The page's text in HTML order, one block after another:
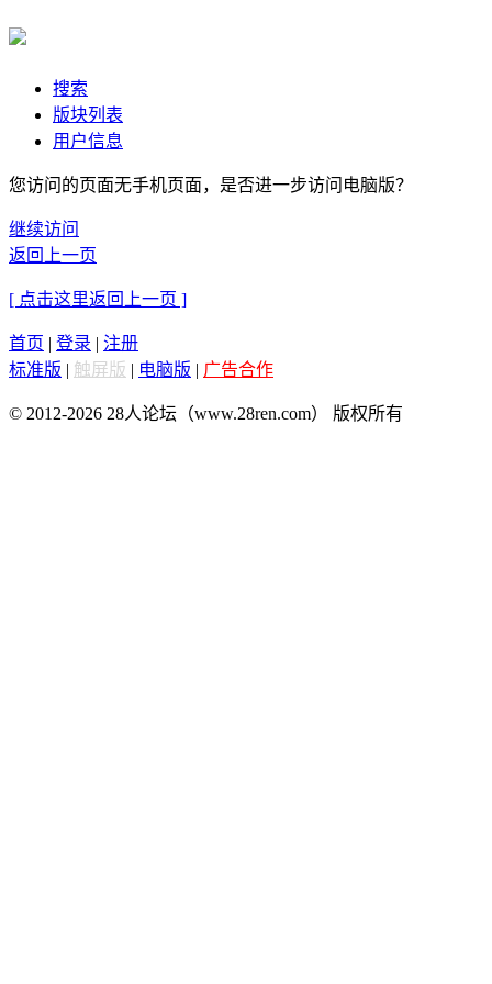
搜索
版块列表
用户信息
您访问的页面无手机页面，是否进一步访问电脑版？
继续访问
返回上一页
[ 点击这里返回上一页 ]
首页 | 登录 | 注册
标准版 | 触屏版 | 电脑版 | 广告合作
© 2012-2026 28人论坛（www.28ren.com） 版权所有